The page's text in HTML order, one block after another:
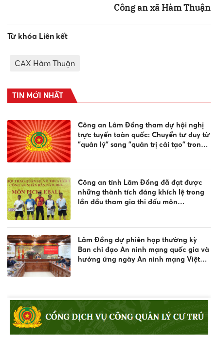
Công an xã Hàm Thuận
Từ khóa Liên kết
CAX Hàm Thuận
TIN MỚI NHẤT
Công an Lâm Đồng tham dự hội nghị
trực tuyến toàn quốc: Chuyển tư duy từ
"quản lý" sang "quản trị cải tạo" trong
Công an tỉnh Lâm Đồng đã đạt được
những thành tích đáng khích lệ trong
lần đầu tham gia thi đấu môn
Lâm Đồng dự phiên họp thường kỳ
Ban chỉ đạo An ninh mạng quốc gia và
hưởng ứng ngày An ninh mạng Việt
bắn súng đêm phối hợp tại Vòng